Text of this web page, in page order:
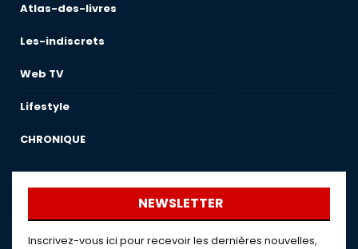
Atlas-des-livres
Les-indiscrets
Web TV
Lifestyle
CHRONIQUE
NEWSLETTER
Inscrivez-vous ici pour recevoir les dernières nouvelles,